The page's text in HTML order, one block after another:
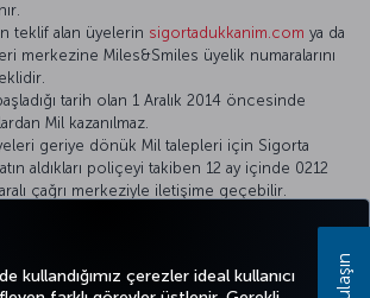
kullandığımız çerezler ideal kullanıcı
teklif alan üyelerin sigortadukkanim.com ya da
merkezine Miles&Smiles üyelik numaralarını
tarih olan 1 Aralık 2014 öncesinde
Mil kazanılmaz.
geriye dönük Mil talepleri için Sigorta
aldıkları poliçeyi takiben 12 ay içinde 0212
çağrı merkeziyle iletişime geçebilir.